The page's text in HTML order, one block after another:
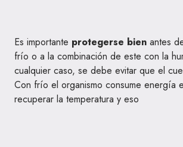
Es importante protegerse bien antes
frío o a la combinación de este con la
cualquier caso, se debe evitar que el
Con frío el organismo consume energía
recuperar la temperatura y eso